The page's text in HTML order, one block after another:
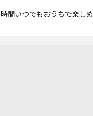
間いつでもおうちで楽しめ